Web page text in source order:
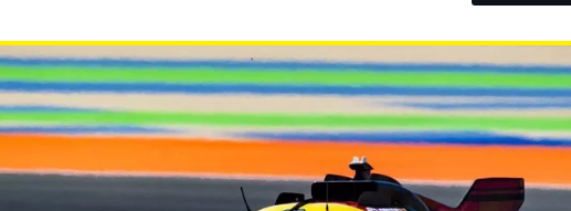
WEC